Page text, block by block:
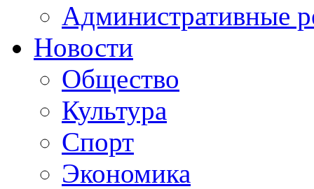
Административные
Новости
Общество
Культура
Спорт
Экономика